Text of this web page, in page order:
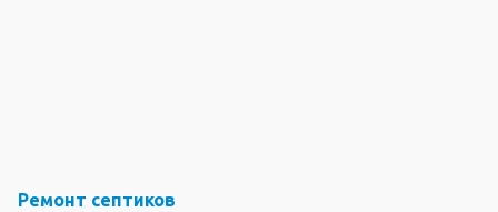
Ремонт септиков